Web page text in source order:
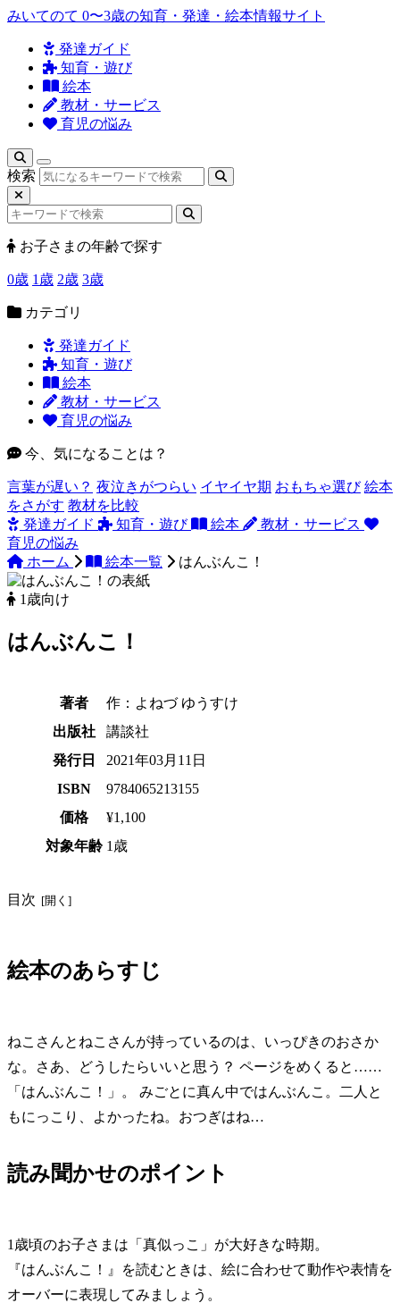
みいてのて 0〜3歳の知育・発達・絵本情報サイト
発達ガイド
知育・遊び
絵本
教材・サービス
育児の悩み
検索
お子さまの年齢で探す
0歳 1歳 2歳 3歳
カテゴリ
発達ガイド
知育・遊び
絵本
教材・サービス
育児の悩み
今、気になることは？
言葉が遅い？ 夜泣きがつらい イヤイヤ期 おもちゃ選び 絵本
をさがす 教材を比較
発達ガイド
知育・遊び 絵本
教材・サービス
育児の悩み
ホーム
絵本一覧 はんぶんこ！
1歳向け
はんぶんこ！
著者
作：よねづ ゆうすけ
出版社
講談社
発行日
2021年03月11日
ISBN
9784065213155
価格
¥1,100
対象年齢 1歳
目次
絵本のあらすじ
ねこさんとねこさんが持っているのは、いっぴきのおさか
な。さあ、どうしたらいいと思う？ ページをめくると……
「はんぶんこ！」。 みごとに真ん中ではんぶんこ。二人と
もにっこり、よかったね。おつぎはね…
読み聞かせのポイント
1歳頃のお子さまは「真似っこ」が大好きな時期。
『はんぶんこ！』を読むときは、絵に合わせて動作や表情を
オーバーに表現してみましょう。